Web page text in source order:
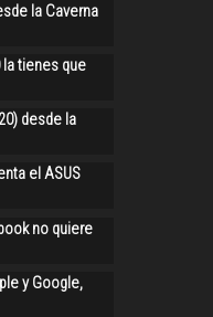
la Caverna
la tienes que
desde la
el ASUS
no quiere
y Google,